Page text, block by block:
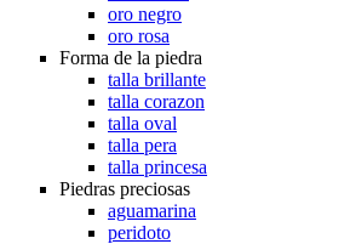
oro negro
oro rosa
Forma de la piedra
talla brillante
talla corazon
talla oval
talla pera
talla princesa
Piedras preciosas
aguamarina
peridoto